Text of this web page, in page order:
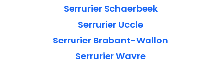
Serrurier Schaerbeek
Serrurier Uccle
Serrurier Brabant-Wallon
Serrurier Wavre